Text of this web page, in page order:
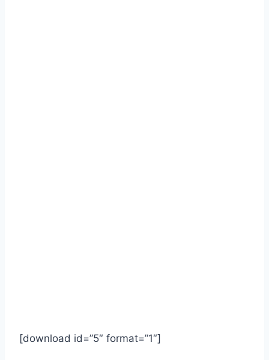
[download id=”5″ format=”1″]